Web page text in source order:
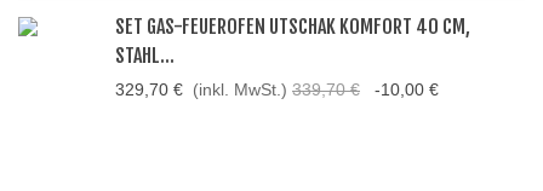
SET GAS-FEUEROFEN UTSCHAK KOMFORT 40 CM,
STAHL...
329,70 € (inkl. MwSt.) 339,70 € -10,00 €